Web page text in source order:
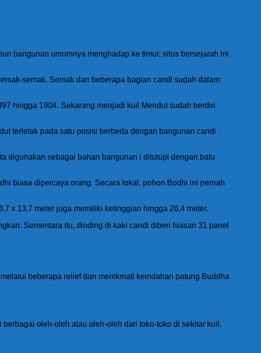
bangunan umumnya menghadap ke timur, situs bersejarah ini
semak. Semak dan beberapa bagian candi sudah dalam
hingga 1904. Sekarang menjadi kuil Mendut sudah berdiri
terletak pada satu posisi berbeda dengan bangunan candi
digunakan sebagai bahan bangunan i ditutupi dengan batu
biasa dipercaya orang. Secara lokal, pohon Bodhi ini pernah
x 13,7 meter juga memiliki ketinggian hingga 26,4 meter.
Sementara itu, dinding di kaki candi diberi hiasan 31 panel
beberapa relief dan menikmati keindahan patung Buddha
oleh-oleh atau oleh-oleh dari toko-toko di sekitar kuil.